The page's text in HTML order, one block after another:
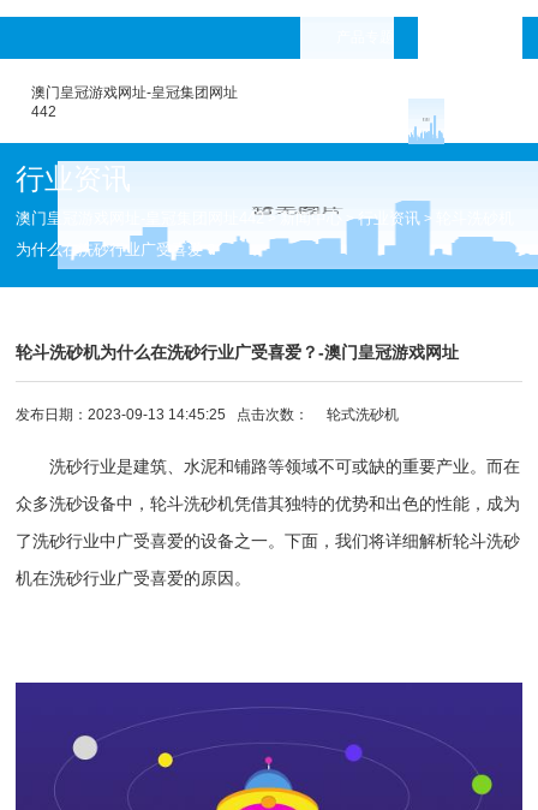
澳门皇冠游戏网址-皇冠集团网址
442
行业资讯
澳门皇冠游戏网址-皇冠集团网址442>新闻中心 >行业资讯 >
为什么在洗砂行业广受喜爱？
轮斗洗砂机为什么在洗砂行业广受喜爱？-澳门皇冠游戏网址
发布日期：2023-09-13 14:45:25 点击次数：轮式洗砂机
洗砂行业是建筑、水泥和铺路等领域不可或缺的重要产业。而在
众多洗砂设备中，轮斗洗砂机凭借其独特的优势和出色的性能，成为
了洗砂行业中广受喜爱的设备之一。下面，我们将详细解析轮斗洗砂
机在洗砂行业广受喜爱的原因。